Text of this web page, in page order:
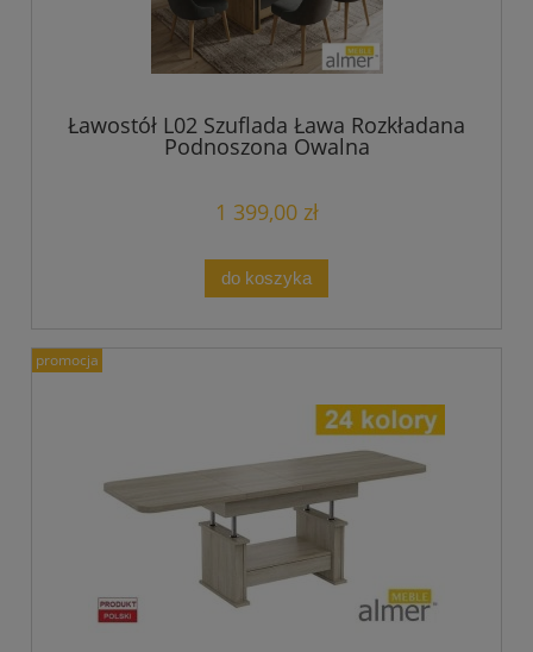
Ławostół L02 Szuflada Ława Rozkładana
Podnoszona Owalna
1 399,00 zł
do koszyka
promocja